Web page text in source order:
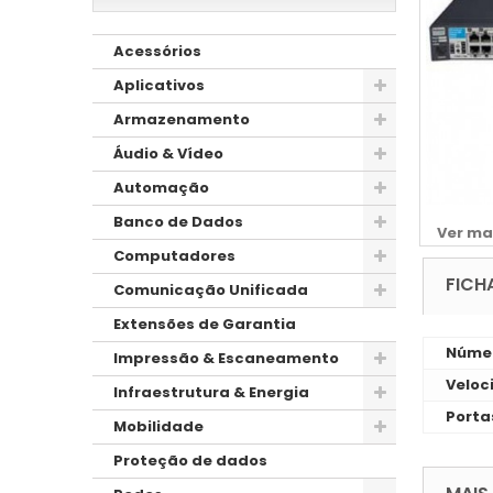
Acessórios
Aplicativos
Armazenamento
Áudio & Vídeo
Automação
Banco de Dados
Computadores
Comunicação Unificada
Extensões de Garantia
Impressão & Escaneamento
Infraestrutura & Energia
Mobilidade
Proteção de dados
Ver